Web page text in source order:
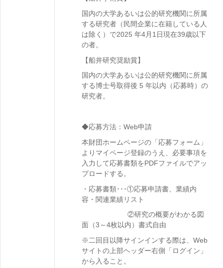
国内の大学あるいは公的研究機関に所属
する研究者（民間企業に在籍している人
は除く）で2025 年4月1日現在39歳以下
の者。
【船井研究奨励賞】
国内の大学あるいは公的研究機関に所属
する博士号取得後 5 年以内（応募時）の
研究者。
◆応募方法：Web申請
本財団ホームページの「応募フォーム」
よりマイページ登録のうえ、必要事項を
入力して応募書類をPDFファイルでアッ
プロードする。
・応募書類･･･①応募申請書、業績内
容・関連業績リスト
②研究の概要がわかる図
面（3～4枚以内）書式自由
※二回目以降サインインする際は、Web
サイトの上部ヘッダー右側「ログイン」
から入ること。